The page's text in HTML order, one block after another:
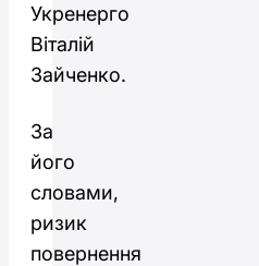
Укренерго
Віталій
Зайченко.
За
його
словами,
ризик
повернення